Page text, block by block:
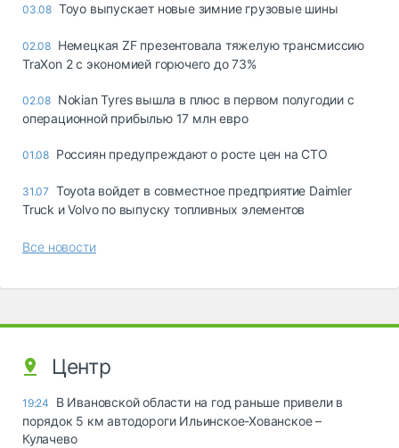
03.08 Toyo выпускает новые зимние грузовые шины
02.08 Немецкая ZF презентовала тяжелую трансмиссию
TraXon 2 с экономией горючего до 73%
02.08 Nokian Tyres вышла в плюс в первом полугодии с
операционной прибылью 17 млн евро
01.08 Россиян предупреждают о росте цен на СТО
31.07 Toyota войдет в совместное предприятие Daimler
Truck и Volvo по выпуску топливных элементов
Все новости
Центр
19:24
В Ивановской области на год раньше привели в
порядок 5 км автодороги Ильинское-Хованское –
Кулачево